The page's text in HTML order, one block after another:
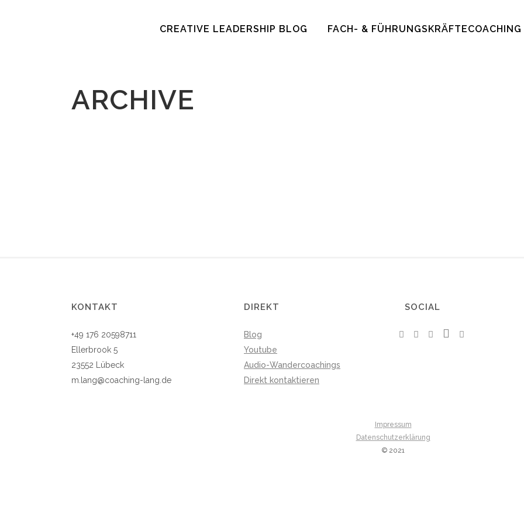
CREATIVE LEADERSHIP BLOG FACH- & FÜHRUNGSKRÄFTECOACHING
ARCHIVE
KONTAKT
+49 176 20598711
Ellerbrook 5
23552 Lübeck
m.lang@coaching-lang.de
DIREKT
Blog
Youtube
Audio-Wandercoachings
Direkt kontaktieren
SOCIAL
Impressum
Datenschutzerklärung
© 2021